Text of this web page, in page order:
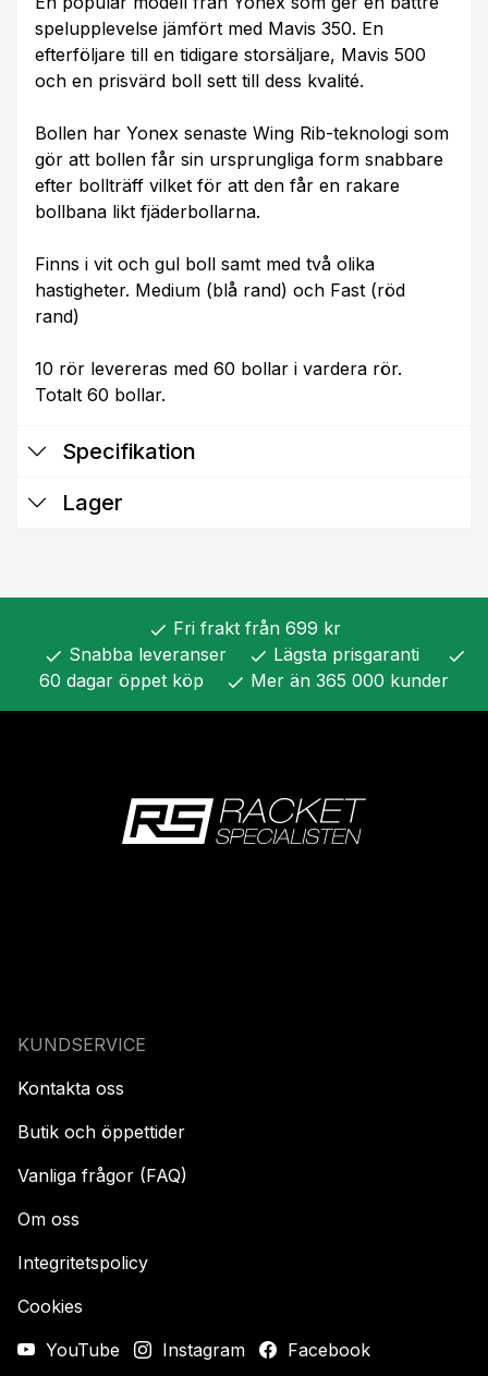
spelupplevelse jämfört med Mavis 350. En
efterföljare till en tidigare storsäljare, Mavis 500
och en prisvärd boll sett till dess kvalité.
Bollen har Yonex senaste Wing Rib-teknologi som
gör att bollen får sin ursprungliga form snabbare
efter bollträff vilket för att den får en rakare
bollbana likt fjäderbollarna.
Finns i vit och gul boll samt med två olika
hastigheter. Medium (blå rand) och Fast (röd
rand)
10 rör levereras med 60 bollar i vardera rör.
Totalt 60 bollar.
Specifikation
Lager
check Fri frakt från 699 kr
check Snabba leveranser check Lägsta prisgaranti check
60 dagar öppet köp check Mer än 365 000 kunder
KUNDSERVICE
Kontakta oss
Butik och öppettider
Vanliga frågor (FAQ)
Om oss
Integritetspolicy
Cookies
YouTube
Instagram Facebook